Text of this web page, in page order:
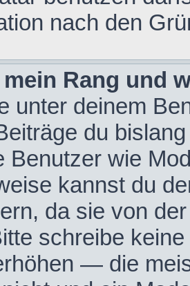
nach den
mein Rang und
unter deinem
du
Benutzer wie
kannst du
da sie von
schreibe
— die